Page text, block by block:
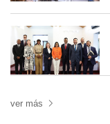
ver más